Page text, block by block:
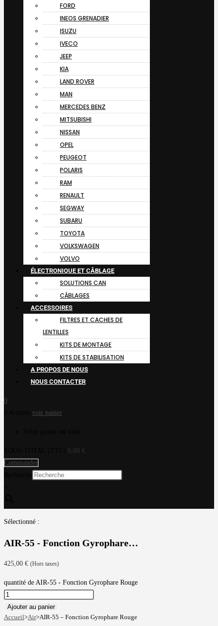
FORD
INEOS GRENADIER
ISUZU
IVECO
JEEP
KIA
LAND ROVER
MAN
MERCEDES BENZ
MITSUBISHI
NISSAN
OPEL
PEUGEOT
POLARIS
RAM
RENAULT
SEGWAY
SUBARU
TOYOTA
VOLKSWAGEN
VOLVO
ÉLECTRONIQUE ET CÂBLAGE
SOLUTIONS CAN
CÂBLAGES
ACCESSOIRES
FILTRES ET CACHES DE
LENTILLES
KITS DE MONTAGE
KITS DE STABILISATION
A PROPOS DE NOUS
NOUS CONTACTER
0
voir panier
0,00 €
Commander
Sélectionné :
AIR-55 - Fonction Gyrophare…
425,00 € (Hors taxes)
quantité de AIR-55 - Fonction Gyrophare Rouge
Ajouter au panier
Accueil>Air>AIR-55 – Fonction Gyrophare Rouge